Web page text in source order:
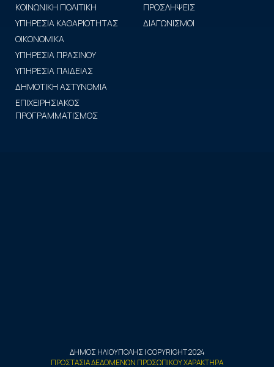
ΚΟΙΝΩΝΙΚΗ ΠΟΛΙΤΙΚΗ
ΥΠΗΡΕΣΙΑ ΚΑΘΑΡΙΟΤΗΤΑΣ
ΟΙΚΟΝΟΜΙΚΑ
ΥΠΗΡΕΣΙΑ ΠΡΑΣΙΝΟΥ
ΥΠΗΡΕΣΙΑ ΠΑΙΔΕΙΑΣ
ΔΗΜΟΤΙΚΗ ΑΣΤΥΝΟΜΙΑ
ΕΠΙΧΕΙΡΗΣΙΑΚΟΣ
ΠΡΟΓΡΑΜΜΑΤΙΣΜΟΣ
ΠΡΟΣΛΗΨΕΙΣ
ΔΙΑΓΩΝΙΣΜΟΙ
ΔΗΜΟΣ ΗΛΙΟΥΠΟΛΗΣ | COPYRIGHT 2024
ΠΡΟΣΤΑΣΙΑ ΔΕΔΟΜΕΝΩΝ ΠΡΟΣΩΠΙΚΟΥ ΧΑΡΑΚΤΗΡΑ